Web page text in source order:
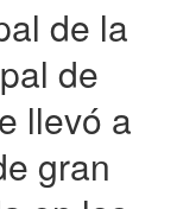
de la
de
llevó a
gran